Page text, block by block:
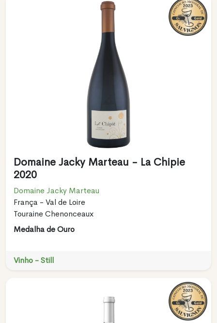
Domaine Jacky Marteau - La Chipie
2020
Domaine Jacky Marteau
França - Val de Loire
Touraine Chenonceaux
Medalha de Ouro
Vinho - Still